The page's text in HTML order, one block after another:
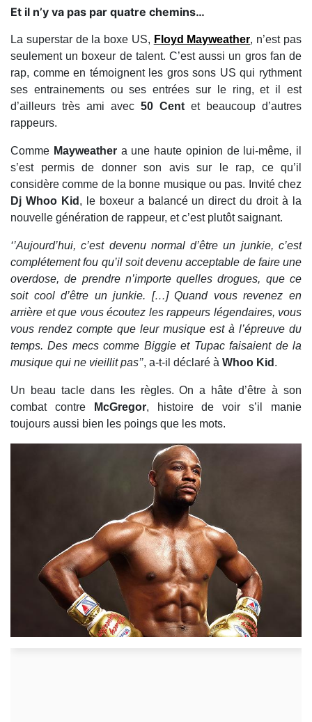
​Et il n’y va pas par quatre chemins…
La superstar de la boxe US, Floyd Mayweather, n’est pas
seulement un boxeur de talent. C’est aussi un gros fan de
rap, comme en témoignent les gros sons US qui rythment
ses entrainements ou ses entrées sur le ring, et il est
d’ailleurs très ami avec 50 Cent et beaucoup d’autres
rappeurs.
Comme Mayweather a une haute opinion de lui-même, il
s’est permis de donner son avis sur le rap, ce qu’il
considère comme de la bonne musique ou pas. Invité chez
Dj Whoo Kid , le boxeur a balancé un direct du droit à la
nouvelle génération de rappeur, et c’est plutôt saignant.
‘’Aujourd’hui, c’est devenu normal d’être un junkie, c’est
complétement fou qu’il soit devenu acceptable de faire une
overdose, de prendre n’importe quelles drogues, que ce
soit cool d’être un junkie. […] Quand vous revenez en
arrière et que vous écoutez les rappeurs légendaires, vous
vous rendez compte que leur musique est à l’épreuve du
temps. Des mecs comme Biggie et Tupac faisaient de la
musique qui ne vieillit pas’’, a-t-il déclaré à Whoo Kid .
Un beau tacle dans les règles. On a hâte d’être à son
combat contre
McGregor, histoire de voir s’il manie
toujours aussi bien les poings que les mots.